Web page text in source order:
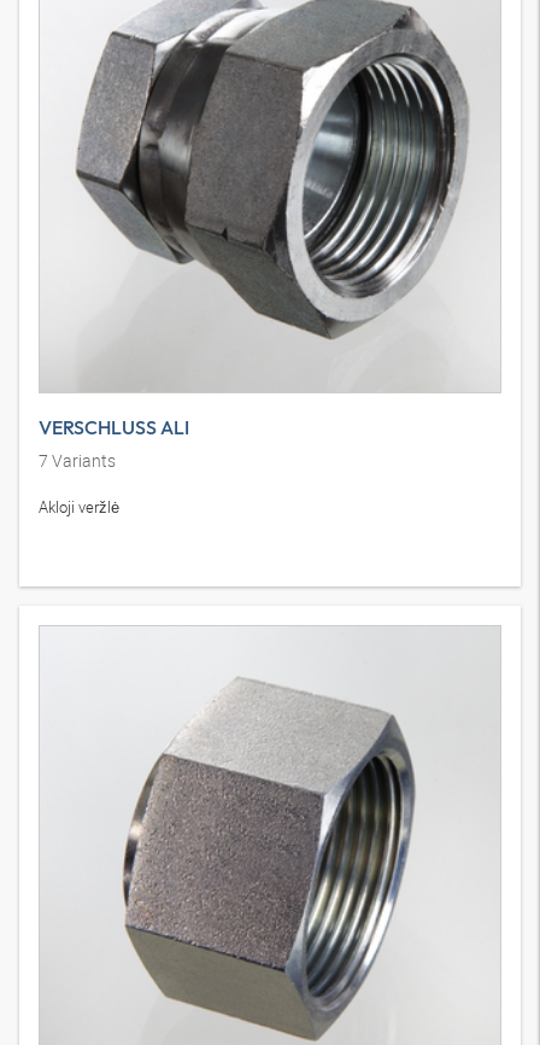
VERSCHLUSS ALI
7 Variants
Akloji veržlė